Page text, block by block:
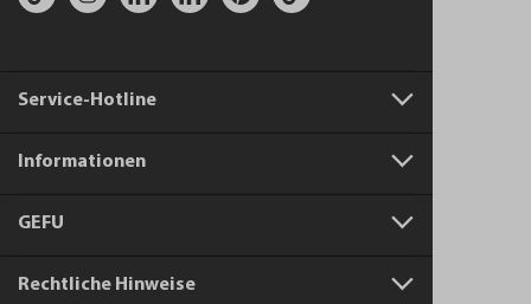
Service-Hotline
Informationen
GEFU
Rechtliche Hinweise